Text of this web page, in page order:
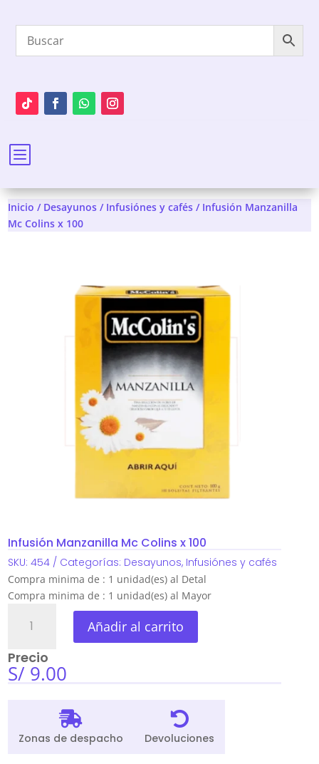
b
Inicio / Desayunos / Infusiónes y cafés / Infusión Manzanilla
Mc Colins x 100
Infusión Manzanilla Mc Colins x 100
SKU: 454 Categorías: Desayunos, Infusiónes y cafés
Compra minima de : 1 unidad(es) al Detal
Compra minima de : 1 unidad(es) al Mayor
Manzanilla
Colins
x
Añadir al carrito
Precio
S/ 9.00

Zonas de despacho

Devoluciones